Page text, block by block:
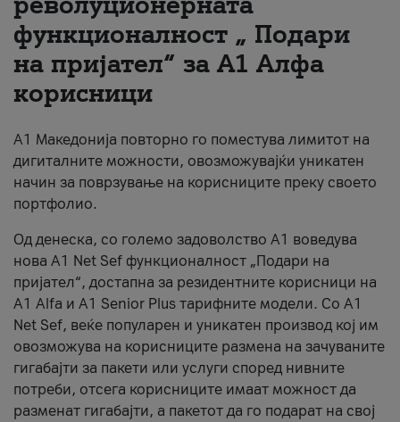
За нас
#ПодобарОнлајн
функционалност „ Подари
на пријател“ за А1 Алфа
корисници
А1 Македонија повторно го поместува лимитот на
дигиталните можности, овозможувајќи уникатен
начин за поврзување на корисниците преку своето
портфолио.
Од денеска, со големо задоволство А1 воведува
нова A1 Net Sef функционалност „Подари на
пријател“, достапна за резидентните корисници на
А1 Alfa и A1 Senior Plus тарифните модели. Со A1
Net Sef, веќе популарен и уникатен производ кој им
овозможува на корисниците размена на зачуваните
гигабајти за пакети или услуги според нивните
потреби, отсега корисниците имаат можност да
разменат гигабајти, а пакетот да го подарат на свој